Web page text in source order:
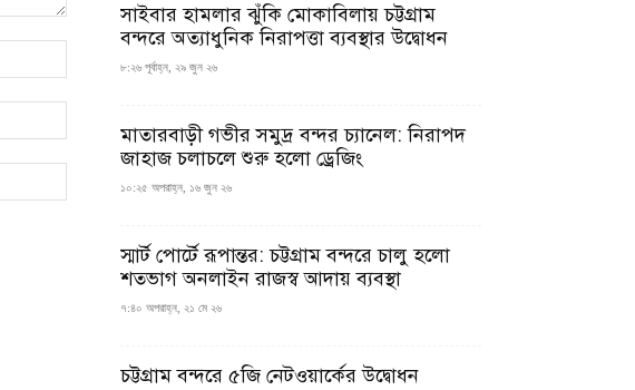
সাইবার হামলার ঝুঁকি মোকাবিলায় চট্টগ্রাম
বন্দরে অত্যাধুনিক নিরাপত্তা ব্যবস্থার উদ্বোধন
৮:২৬ পূর্বাহ্ন, ২৯ জুন ২৬
মাতারবাড়ী গভীর সমুদ্র বন্দর চ্যানেল: নিরাপদ
জাহাজ চলাচলে শুরু হলো ড্রেজিং
১০:২৫ অপরাহ্ন, ১৬ জুন ২৬
স্মার্ট পোর্টে রূপান্তর: চট্টগ্রাম বন্দরে চালু হলো
শতভাগ অনলাইন রাজস্ব আদায় ব্যবস্থা
৭:৪০ অপরাহ্ন, ২১ মে ২৬
চট্টগ্রাম বন্দরে ৫জি নেটওয়ার্কের উদ্বোধন